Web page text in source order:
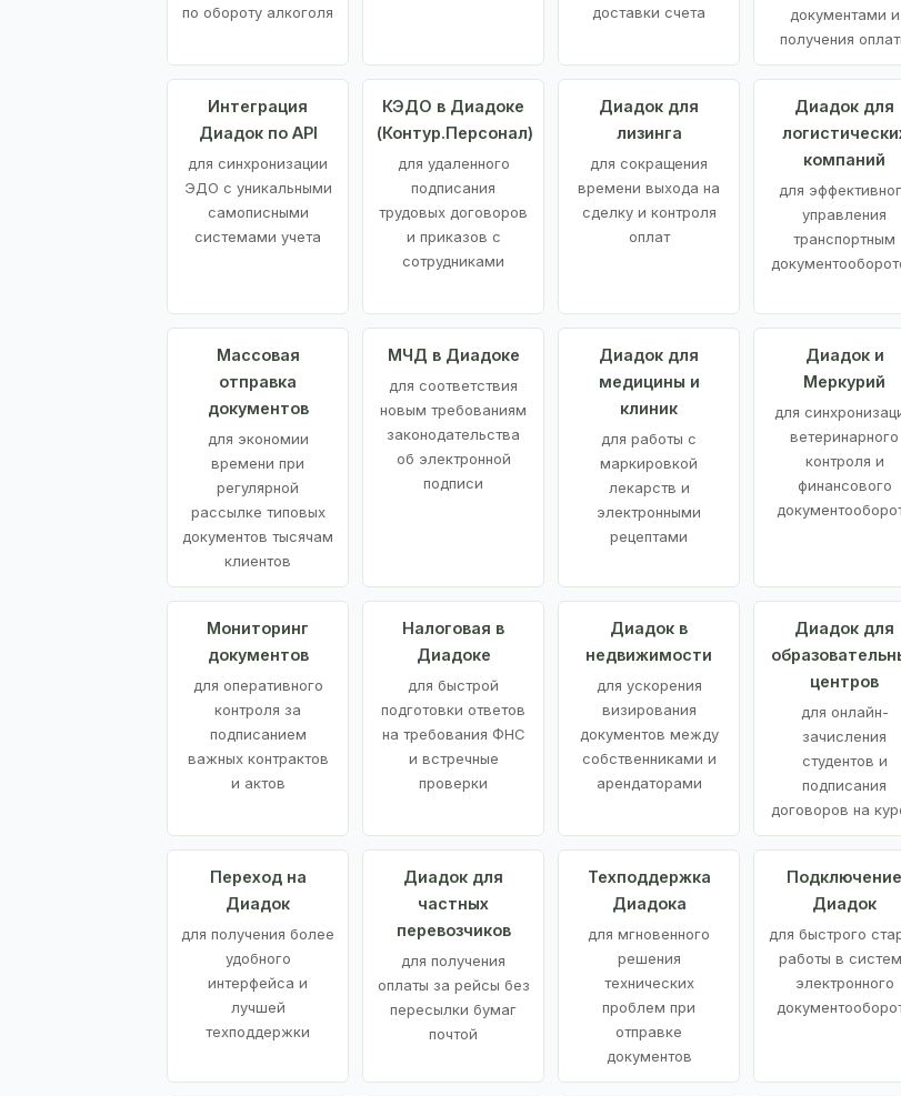
по обороту алкоголя
доставки счета
документами и
получения
Интеграция
Диадок по API
для синхронизации
ЭДО с уникальными
самописными
системами учета
КЭДО в Диадоке
(Контур.Персонал)
для удаленного
подписания
трудовых договоров
и приказов с
сотрудниками
Диадок для
лизинга
для сокращения
времени выхода на
сделку и контроля
оплат
Диадок для
компаний
для
управления
транспортным
Массовая
отправка
документов
для экономии
времени при
регулярной
рассылке типовых
документов тысячам
клиентов
МЧД в Диадоке
для соответствия
новым требованиям
законодательства
об электронной
подписи
Диадок для
медицины и
клиник
для работы с
маркировкой
лекарств и
электронными
рецептами
Диадок и
Меркурий
для
ветеринарного
контроля и
финансового
Мониторинг
документов
для оперативного
контроля за
подписанием
важных контрактов
и актов
Налоговая в
Диадоке
для быстрой
подготовки ответов
на требования ФНС
и встречные
проверки
Диадок в
недвижимости
для ускорения
визирования
документов между
собственниками и
арендаторами
Диадок для
центров
для онлайн-
зачисления
студентов и
подписания
договоров на
Переход на
Диадок
для получения более
удобного
интерфейса и
лучшей
техподдержки
Диадок для
частных
перевозчиков
для получения
оплаты за рейсы без
пересылки бумаг
почтой
Техподдержка
Диадока
для мгновенного
решения
технических
проблем при
отправке
документов
Подключение
Диадок
для быстрого
работы в
электронного